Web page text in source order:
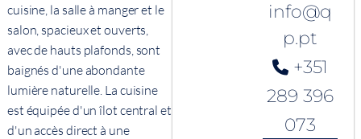
cuisine, la salle à manger et le
salon, spacieux et ouverts,
avec de hauts plafonds, sont
baignés d'une abondante
lumière naturelle. La cuisine
est équipée d'un îlot central et
d'un accès direct à une
info@q
p.pt
+351
289 396
073